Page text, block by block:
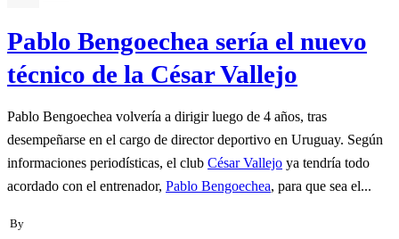
Pablo Bengoechea sería el nuevo
técnico de la César Vallejo
Pablo Bengoechea volvería a dirigir luego de 4 años, tras
desempeñarse en el cargo de director deportivo en Uruguay. Según
informaciones periodísticas, el club César Vallejo ya tendría todo
acordado con el entrenador, Pablo Bengoechea, para que sea el...
By